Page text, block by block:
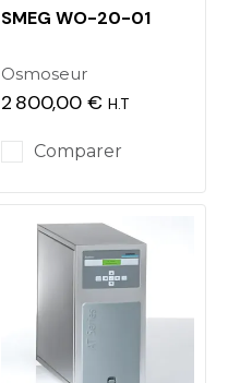
SMEG WO-20-01
Osmoseur
2 800,00 € H.T
Comparer